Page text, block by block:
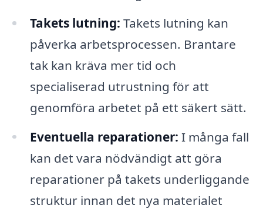
Takets lutning: Takets lutning kan
påverka arbetsprocessen. Brantare
tak kan kräva mer tid och
specialiserad utrustning för att
genomföra arbetet på ett säkert sätt.
Eventuella reparationer: I många fall
kan det vara nödvändigt att göra
reparationer på takets underliggande
struktur innan det nya materialet